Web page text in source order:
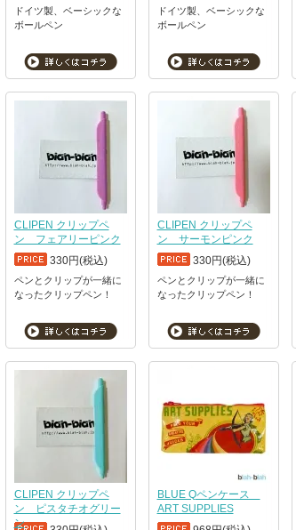
ドイツ製、ベーシックな
ボールペン
ドイツ製、ベーシックな
ボールペン
CLIPEN クリップペ
ン フェアリーピンク
330円(税込)
ペンとクリップが一緒に
なったクリップペン！
CLIPEN クリップペ
ン サーモンピンク
330円(税込)
ペンとクリップが一緒に
なったクリップペン！
CLIPEN クリップペ
ン ピスタチオグリー
ン
BLUE Qペンケース
ART SUPPLIES